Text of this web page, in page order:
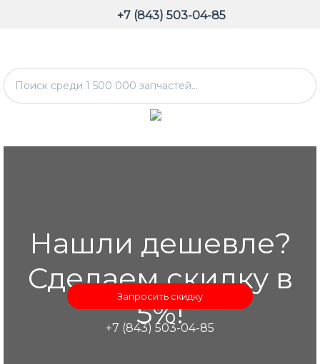
+7 (843) 503-04-85
Нашли дешевле?
Сделаем скидку в
5%!
Запросить скидку
+7 (843) 503-04-85